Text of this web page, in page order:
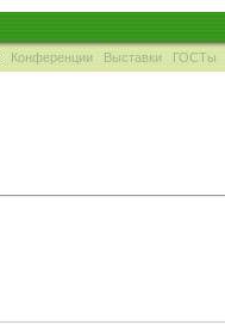
Конференции Выставки ГОСТы